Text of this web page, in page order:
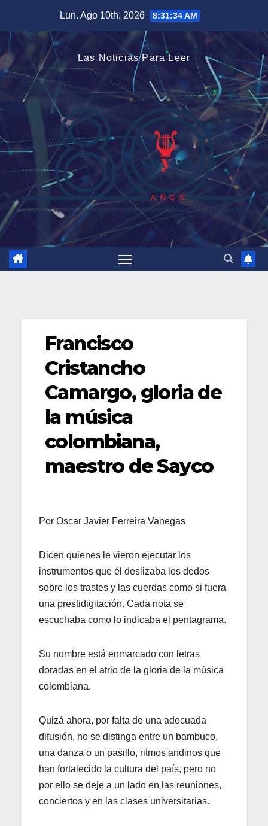
contenido
Lun. Ago 10th, 2026 8:31:35 AM
Las Noticias Para Leer
Francisco
Cristancho
Camargo, gloria de
la música
colombiana,
maestro de Sayco
Por Oscar Javier Ferreira Vanegas
Dicen quienes le vieron ejecutar los
instrumentos que él deslizaba los dedos
sobre los trastes y las cuerdas como si fuera
una prestidigitación. Cada nota se
escuchaba como lo indicaba el pentagrama.
Su nombre está enmarcado con letras
doradas en el atrio de la gloria de la música
colombiana.
Quizá ahora, por falta de una adecuada
difusión, no se distinga entre un bambuco,
una danza o un pasillo, ritmos andinos que
han fortalecido la cultura del país, pero no
por ello se deje a un lado en las reuniones,
conciertos y en las clases universitarias.